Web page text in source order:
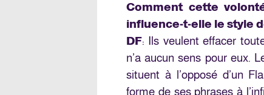
Comment cette
influence-t-elle le style
DF: Ils veulent effacer
n’a aucun sens pour eux.
situent à l’opposé d’un
forme de ses phrases à